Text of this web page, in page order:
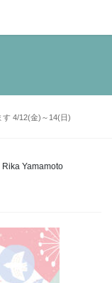
す 4/12(金)～14(日)
Rika Yamamoto